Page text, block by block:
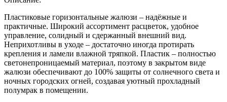
Пластиковые горизонтальные жалюзи – надёжные и
практичные. Широкий ассортимент расцветок, удобное
управление, солидный и сдержанный внешний вид.
Неприхотливы в уходе – достаточно иногда протирать
крепления и ламели влажной тряпкой. Пластик – полностью
светонепроницаемый материал, поэтому в закрытом виде
жалюзи обеспечивают до 100% защиты от солнечного света и
ночных городских огней, создавая уютный прохладный
полумрак в помещении.